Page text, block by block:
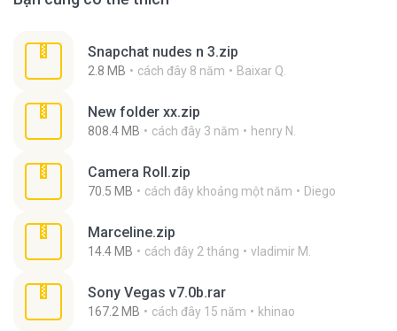
Snapchat nudes n 3.zip
2.8 MB cách đây 8 năm Baixar Q.
New folder xx.zip
808.4 MB cách đây 3 năm henry N.
Camera Roll.zip
70.5 MB cách đây khoảng một năm Diego
Marceline.zip
14.4 MB cách đây 2 tháng vladimir M.
Sony Vegas v7.0b.rar
167.2 MB cách đây 15 năm khinao